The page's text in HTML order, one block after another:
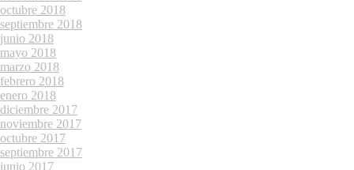
octubre 2018
septiembre 2018
junio 2018
mayo 2018
marzo 2018
febrero 2018
enero 2018
diciembre 2017
noviembre 2017
octubre 2017
septiembre 2017
junio 2017